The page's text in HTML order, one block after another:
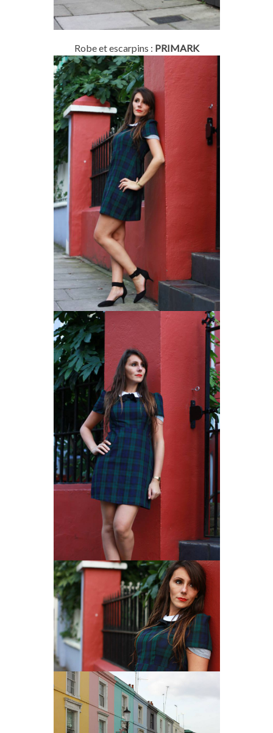
Robe et escarpins : PRIMARK